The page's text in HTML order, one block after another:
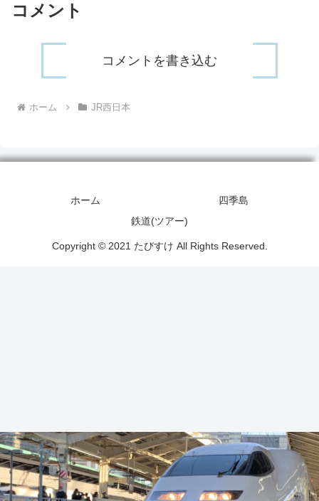
コメント
コメントを書き込む
ホーム JR西日本
ホーム
四季島
鉄道(ツアー)
Copyright © 2021 たびすけ All Rights Reserved.